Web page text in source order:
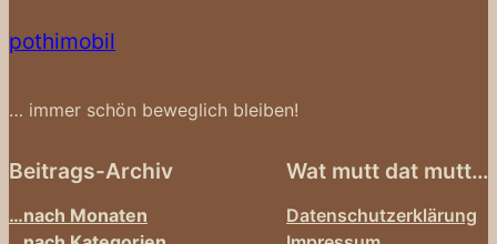
pothimobil
… immer schön beweglich bleiben!
Beitrags-Archiv
…nach Monaten
Wat mutt dat mutt…
Datenschutzerklärung